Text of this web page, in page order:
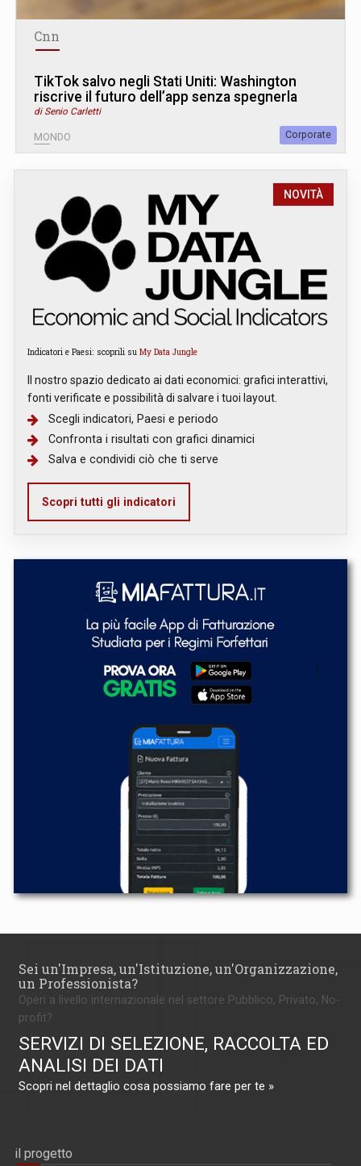
Cnn
TikTok salvo negli Stati Uniti: Washington
riscrive il futuro dell’app senza spegnerla
di Senio Carletti
MONDO Corporate
NOVITÀ
Indicatori e Paesi: scoprili su My Data Jungle
Il nostro spazio dedicato ai dati economici: grafici interattivi,
fonti verificate e possibilità di salvare i tuoi layout.
Scegli indicatori, Paesi e periodo
Confronta i risultati con grafici dinamici
Salva e condividi ciò che ti serve
Scopri tutti gli indicatori
Sei un'Impresa, un'Istituzione, un'Organizzazione,
un Professionista?
Operi a livello internazionale nel settore Pubblico, Privato, No-
profit?
SERVIZI DI SELEZIONE, RACCOLTA ED
ANALISI DEI DATI
Scopri nel dettaglio cosa possiamo fare per te »
il progetto